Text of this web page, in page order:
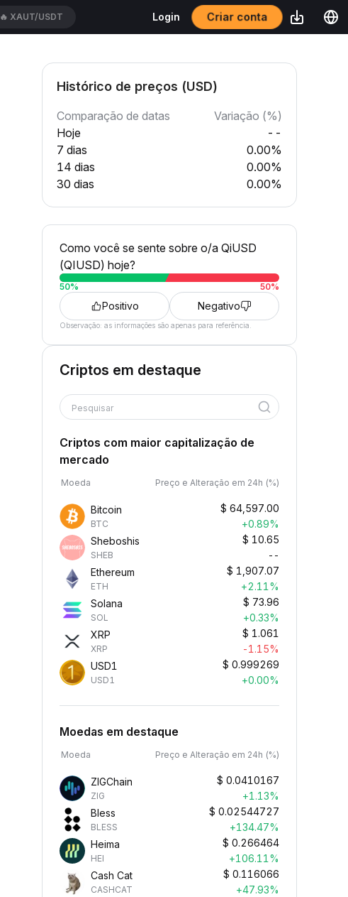
🔥 HEIUSDT Login Criar conta
Histórico de preços (USD)
Comparação de datas
Variação (%)
Hoje
--
7 dias
0.00%
14 dias
0.00%
30 dias
0.00%
Como você se sente sobre o/a QiUSD
(QIUSD) hoje?
50% 50%
Positivo Negativo
Observação: as informações são apenas para referência.
Criptos em destaque
Pesquisar
Criptos com maior capitalização de
mercado
Moeda Preço e Alteração em 24h (%)
Bitcoin
BTC
$ 64,597.00
+0.89%
Sheboshis
SHEB
$ 10.65
--
Ethereum
ETH
$ 1,907.07
+2.11%
Solana
SOL
$ 73.96
+0.33%
XRP
XRP
$ 1.061
-1.15%
USD1
USD1
$ 0.999269
+0.00%
Moedas em destaque
Moeda Preço e Alteração em 24h (%)
ZIGChain
ZIG
$ 0.0410167
+1.13%
Bless
BLESS
$ 0.02544727
+134.47%
Heima
HEI
$ 0.266464
+106.11%
Cash Cat
CASHCAT
$ 0.116066
+47.93%